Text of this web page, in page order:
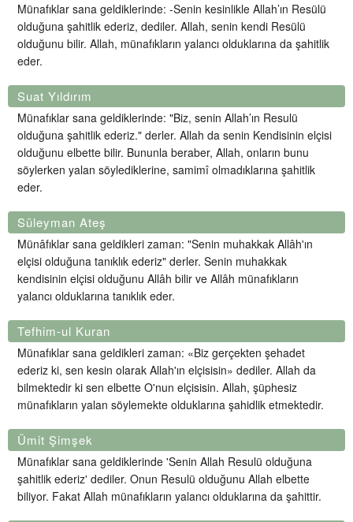
Münafıklar sana geldiklerinde: -Senin kesinlikle Allah’ın Resülü
olduğuna şahitlik ederiz, dediler. Allah, senin kendi Resülü
olduğunu bilir. Allah, münafıkların yalancı olduklarına da şahitlik
eder.
Suat Yıldırım
Münafıklar sana geldiklerinde: "Biz, senin Allah’ın Resulü
olduğuna şahitlik ederiz." derler. Allah da senin Kendisinin elçisi
olduğunu elbette bilir. Bununla beraber, Allah, onların bunu
söylerken yalan söylediklerine, samimî olmadıklarına şahitlik
eder.
Süleyman Ateş
Münâfıklar sana geldikleri zaman: "Senin muhakkak Allâh'ın
elçisi olduğuna tanıklık ederiz" derler. Senin muhakkak
kendisinin elçisi olduğunu Allâh bilir ve Allâh münafıkların
yalancı olduklarına tanıklık eder.
Tefhim-ul Kuran
Münafıklar sana geldikleri zaman: «Biz gerçekten şehadet
ederiz ki, sen kesin olarak Allah'ın elçisisin» dediler. Allah da
bilmektedir ki sen elbette O'nun elçisisin. Allah, şüphesiz
münafıkların yalan söylemekte olduklarına şahidlik etmektedir.
Ümit Şimşek
Münafıklar sana geldiklerinde 'Senin Allah Resulü olduğuna
şahitlik ederiz' dediler. Onun Resulü olduğunu Allah elbette
biliyor. Fakat Allah münafıkların yalancı olduklarına da şahittir.